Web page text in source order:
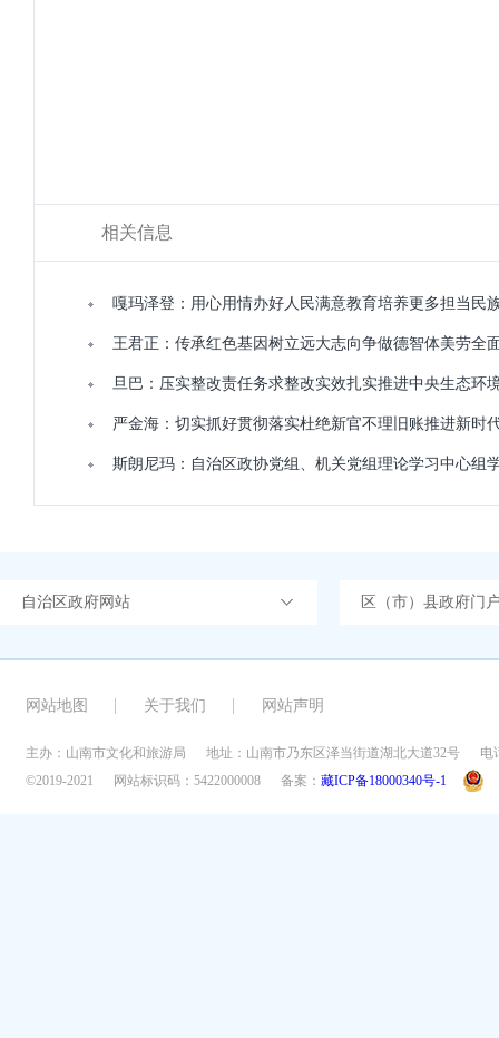
相关信息
嘎玛泽登：用心用情办好人民满意教育培养更多担当民
王君正：传承红色基因树立远大志向争做德智体美劳全
旦巴：压实整改责任务求整改实效扎实推进中央生态环
严金海：切实抓好贯彻落实杜绝新官不理旧账推进新时
斯朗尼玛：自治区政协党组、机关党组理论学习中心组
自治区政府网站 区（市）县政府门
网站地图 关于我们 网站声明
主办：山南市文化和旅游局 地址：山南市乃东区泽当街道湖北大道32号
电
©2019-2021
网站标识码：5422000008 备案： 藏ICP备18000340号-1